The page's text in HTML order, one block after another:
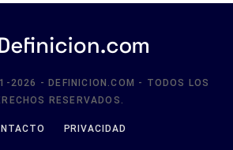
2026 - DEFINICION.COM - TODOS LOS
RESERVADOS.
PRIVACIDAD